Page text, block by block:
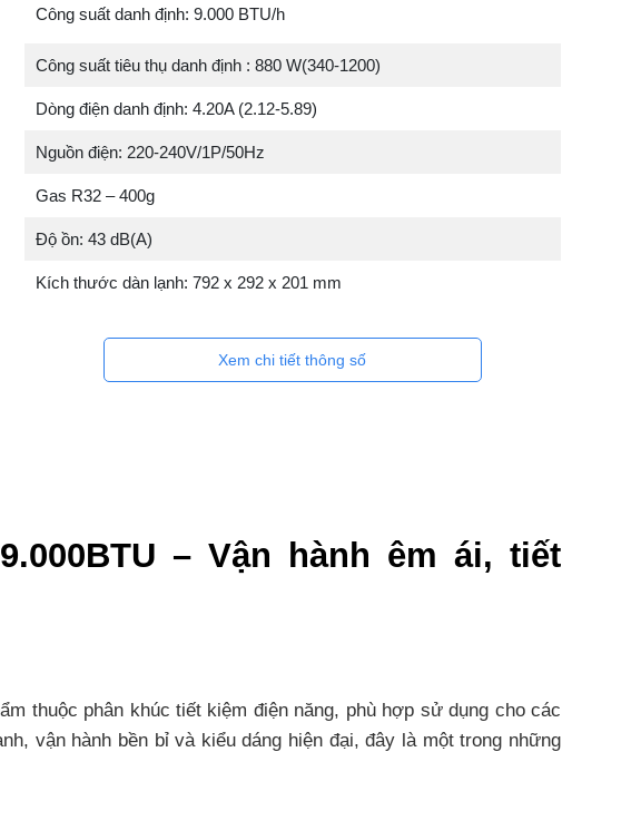
Công suất danh định: 9.000 BTU/h
Công suất tiêu thụ danh định : 880 W(340-1200)
Dòng điện danh định: 4.20A (2.12-5.89)
Nguồn điện: 220-240V/1P/50Hz
Gas R32 – 400g
Độ ồn: 43 dB(A)
Kích thước dàn lạnh: 792 x 292 x 201 mm
Xem chi tiết thông số
– Vận hành êm ái, tiết
thuộc phân khúc tiết kiệm điện năng, phù hợp sử dụng cho các
vận hành bền bỉ và kiểu dáng hiện đại, đây là một trong những